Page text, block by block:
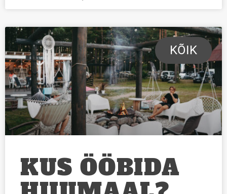
KÕIK
KUS ÖÖBIDA